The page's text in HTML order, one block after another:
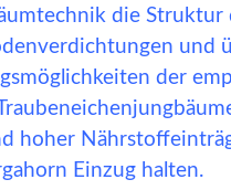
die
und
der
hoher
Einzug halten.